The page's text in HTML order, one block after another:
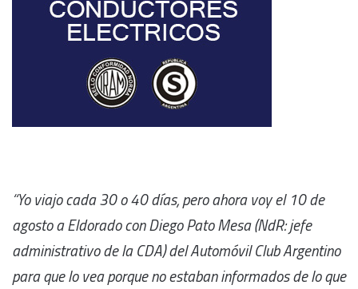
“Yo viajo cada 30 o 40 días, pero ahora voy el 10 de
agosto a Eldorado con Diego Pato Mesa (NdR: jefe
administrativo de la CDA) del Automóvil Club Argentino
para que lo vea porque no estaban informados de lo que